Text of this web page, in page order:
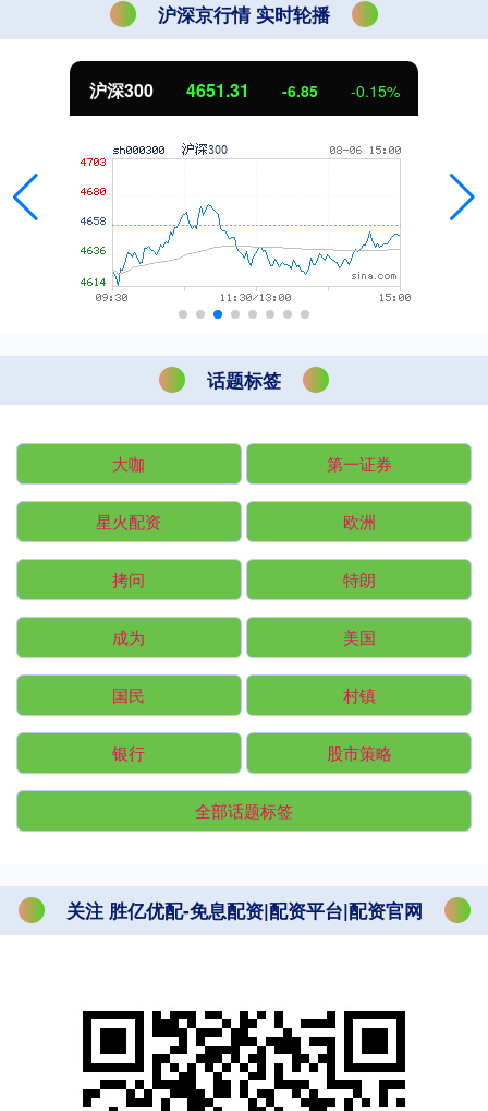
沪深京行情 实时轮播
北证50 1122.88
话题标签
大咖 第一证券
星火配资 欧洲
拷问 特朗
成为 美国
国民 村镇
银行 股市策略
全部话题标签
关注 胜亿优配-免息配资|配资平台|配资官网